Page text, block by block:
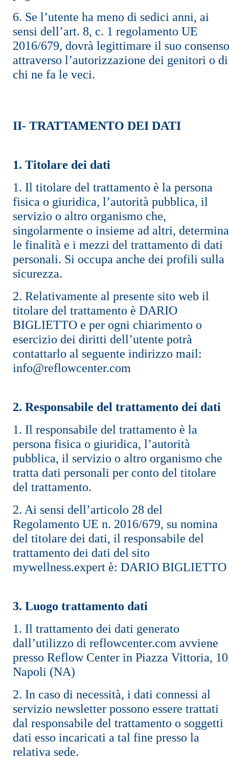
6. Se l’utente ha meno di sedici anni, ai
sensi dell’art. 8, c. 1 regolamento UE
2016/679, dovrà legittimare il suo consenso
attraverso l’autorizzazione dei genitori o di
chi ne fa le veci.
II- TRATTAMENTO DEI DATI
1. Titolare dei dati
1. Il titolare del trattamento è la persona
fisica o giuridica, l’autorità pubblica, il
servizio o altro organismo che,
singolarmente o insieme ad altri, determina
le finalità e i mezzi del trattamento di dati
personali. Si occupa anche dei profili sulla
sicurezza.
2. Relativamente al presente sito web il
titolare del trattamento è DARIO
BIGLIETTO e per ogni chiarimento o
esercizio dei diritti dell’utente potrà
contattarlo al seguente indirizzo mail:
info@reflowcenter.com
2. Responsabile del trattamento dei dati
1. Il responsabile del trattamento è la
persona fisica o giuridica, l’autorità
pubblica, il servizio o altro organismo che
tratta dati personali per conto del titolare
del trattamento.
2. Ai sensi dell’articolo 28 del
Regolamento UE n. 2016/679, su nomina
del titolare dei dati, il responsabile del
trattamento dei dati del sito
mywellness.expert è: DARIO BIGLIETTO
3. Luogo trattamento dati
1. Il trattamento dei dati generato
dall’utilizzo di reflowcenter.com avviene
presso Reflow Center in Piazza Vittoria,
Napoli (NA)
2. In caso di necessità, i dati connessi al
servizio newsletter possono essere trattati
dal responsabile del trattamento o soggetti
dati esso incaricati a tal fine presso la
relativa sede.